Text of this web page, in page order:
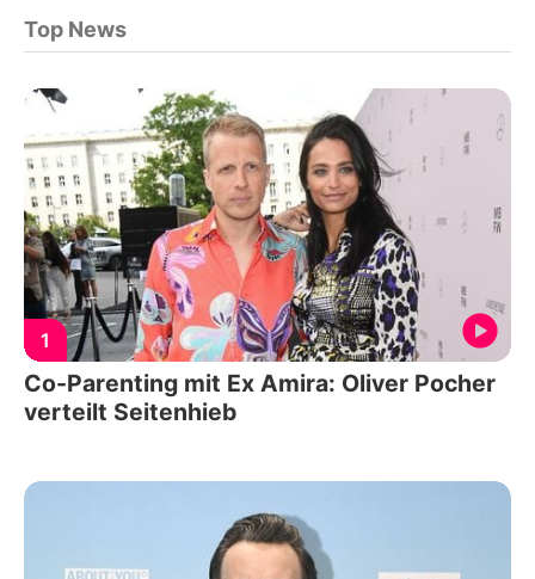
Top News
1
Co-Parenting mit Ex Amira: Oliver Pocher
verteilt Seitenhieb